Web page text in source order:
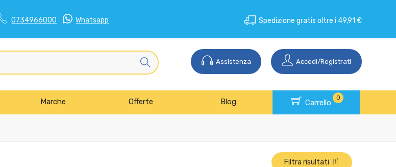
0734966000 Whatsapp Spedizione gratis oltre i 49,91 €
Assistenza Accedi/Registrati
Marche Offerte Blog Carrello
0
Filtra risultati